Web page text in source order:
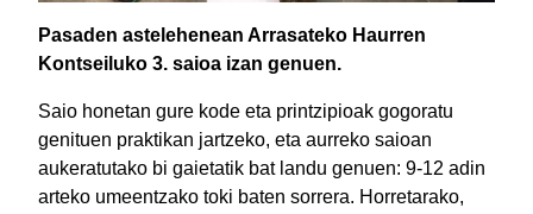
Pasaden astelehenean Arrasateko Haurren
Kontseiluko 3. saioa izan genuen.
Saio honetan gure kode eta printzipioak gogoratu
genituen praktikan jartzeko, eta aurreko saioan
aukeratutako bi gaietatik bat landu genuen: 9-12 adin
arteko umeentzako toki baten sorrera. Horretarako,